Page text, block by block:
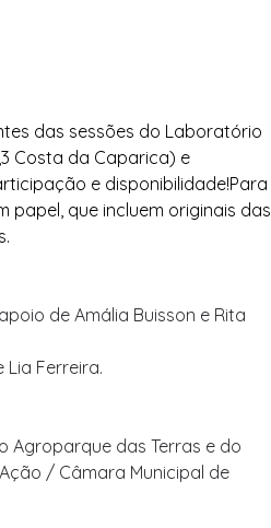
das sessões do Laboratório
Costa da Caparica) e
e disponibilidade!Para
papel, que incluem originais das
de Amália Buisson e Rita
Ferreira.
Agroparque das Terras e do
/ Câmara Municipal de